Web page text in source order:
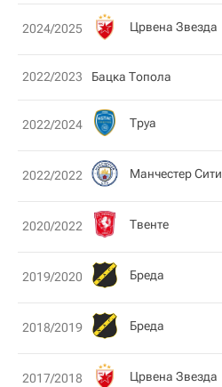
2024/2025 Црвена Звезда
2022/2023 Бацка Топола
2022/2024 Труа
2022/2022 Манчестер Сити
2020/2022 Твенте
2019/2020 Бреда
2018/2019 Бреда
2017/2018 Црвена Звезда